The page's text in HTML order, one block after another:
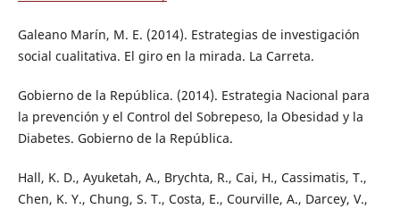
Galeano Marín, M. E. (2014). Estrategias de investigación
social cualitativa. El giro en la mirada. La Carreta.
Gobierno de la República. (2014). Estrategia Nacional para
la prevención y el Control del Sobrepeso, la Obesidad y la
Diabetes. Gobierno de la República.
Hall, K. D., Ayuketah, A., Brychta, R., Cai, H., Cassimatis, T.,
Chen, K. Y., Chung, S. T., Costa, E., Courville, A., Darcey, V.,